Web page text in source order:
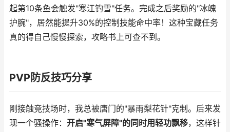
起第10条鱼会触发"寒江钓雪"任务。完成之后奖励的"冰魄
护腕"，居然能提升30%的控制技能命中率！这种宝藏任务
真的得自己慢慢探索，攻略书上可查不到。
PVP防反技巧分享
刚接触竞技场时，我总被唐门的"暴雨梨花针"克制。后来发
现一个骚操作： 开启"寒气屏障"的同时用轻功飘移，这样针